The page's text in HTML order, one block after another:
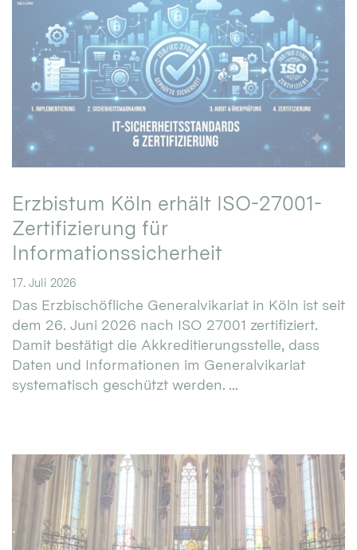
Erzbistum Köln erhält ISO-27001-
Zertifizierung für
Informationssicherheit
17. Juli 2026
Das Erzbischöfliche Generalvikariat in Köln ist seit
dem 26. Juni 2026 nach ISO 27001 zertifiziert.
Damit bestätigt die Akkreditierungsstelle, dass
Daten und Informationen im Generalvikariat
systematisch geschützt werden. ...